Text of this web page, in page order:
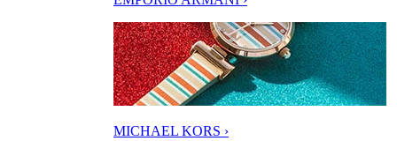
MICHAEL KORS ›